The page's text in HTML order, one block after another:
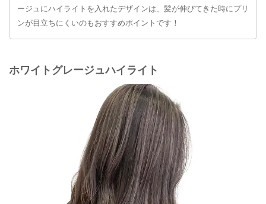
ージュにハイライトを入れたデザインは、髪が伸びてきた時にプリ
ンが目立ちにくいのもおすすめポイントです！
ホワイトグレージュハイライト